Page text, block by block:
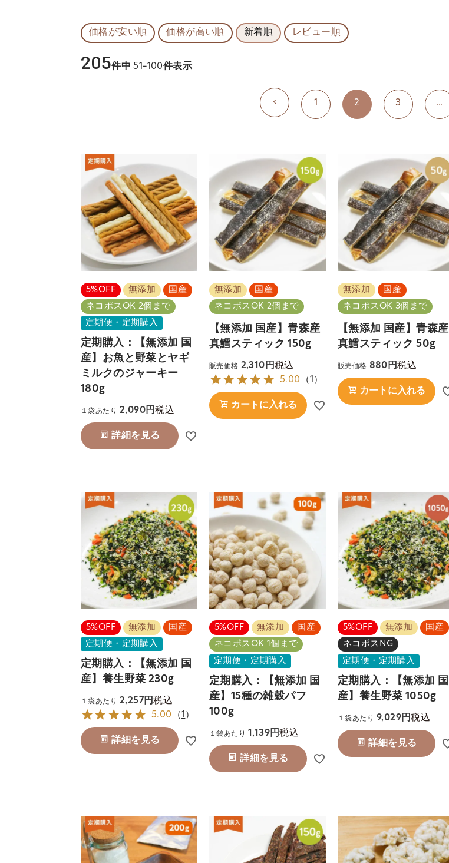
価格が安い順 価格が高い順 新着順 レビュー順
205件中 51-100件表示
1 2 3 …
5%OFF 無添加
国産
ネコポスOK 2個まで
定期便・定期購入
定期購入：【無添加 国
産】お魚と野菜とヤギ
ミルクのジャーキー
180g
１袋あたり 2,090 税込
詳細を見る
無添加
国産
ネコポスOK 2個まで
【無添加 国産】青森産
真鱈スティック 150g
販売価格 2,310 税込
5.00 （1 ）
カートに入れる
無添加
国産
ネコポスOK 3個まで
【無添加 国産】青森産
真鱈スティック 50g
販売価格 880 税込
カートに入れる
5%OFF 無添加
国産
定期便・定期購入
定期購入：【無添加 国
産】養生野菜 230g
１袋あたり 2,257 税込
5.00 （1 ）
詳細を見る
5%OFF 無添加
国産
ネコポスOK 1個まで
定期便・定期購入
定期購入：【無添加 国
産】15種の雑穀パフ
100g
１袋あたり 1,139 税込
詳細を見る
5%OFF 無添加
国産
ネコポスNG
定期便・定期購入
定期購入：【無添加 国
産】養生野菜 1050g
１袋あたり 9,029 税込
詳細を見る